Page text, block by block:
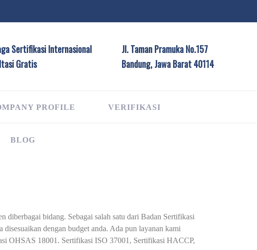
Sertifikasi Internasional
Gratis
Jl. Taman Pramuka No.157
Bandung, Jawa Barat 40114
PROFILE VERIFIKASI
BLOG
diberbagai bidang. Sebagai salah satu dari Badan Sertifikasi
dengan budget anda. Ada pun layanan kami
OHSAS 18001. Sertifikasi ISO 37001, Sertifikasi HACCP,